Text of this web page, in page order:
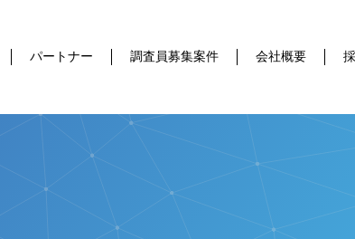
パートナー 調査員募集案件 会社概要